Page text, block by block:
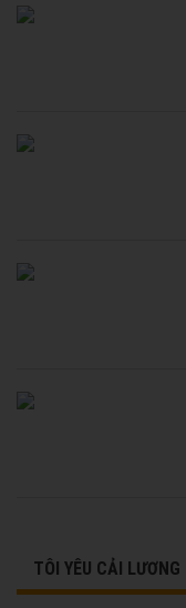
TÔI YÊU CẢI LƯƠNG